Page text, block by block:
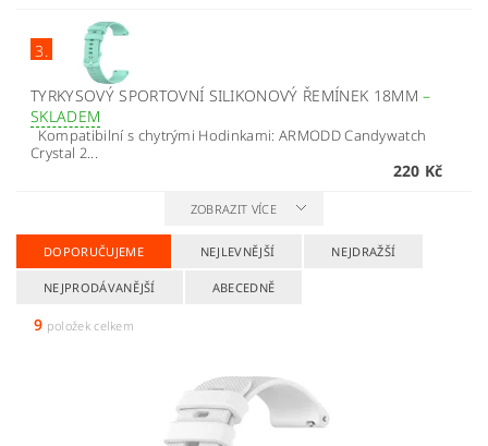
3.
TYRKYSOVÝ SPORTOVNÍ SILIKONOVÝ ŘEMÍNEK 18MM–
SKLADEM
Kompatibilní s chytrými Hodinkami: ARMODD Candywatch
Crystal 2...
220 Kč
ZOBRAZIT VÍCE
DOPORUČUJEME NEJLEVNĚJŠÍ NEJDRAŽŠÍ
NEJPRODÁVANĚJŠÍ ABECEDNĚ
9 položek celkem